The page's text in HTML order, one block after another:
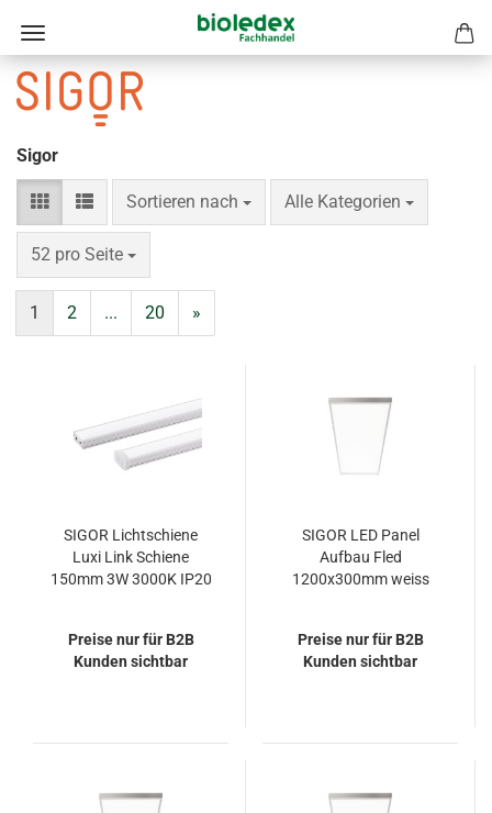
Sigor
Sortieren nach
Sortieren nach Alle Kategorien
pro Seite
52 pro Seite
pro Seite
1 2 ... 20 »
SIGOR Lichtschiene
Luxi Link Schiene
150mm 3W 3000K IP20
Preise nur für B2B
Kunden sichtbar
SIGOR LED Panel
Aufbau Fled
1200x300mm weiss
Preise nur für B2B
Kunden sichtbar